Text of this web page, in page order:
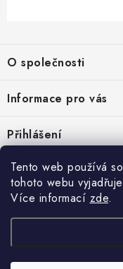
Tento web používá
tohoto webu
Více informací zde.
p
a
O společnosti
O nás
Recenze zákazníků
Novinky, návody, blog
Sponzorujeme
Informace pro vás
Obchodní podmínky
Doprava
Způsoby platby
Reklamace
Přihlášení
Přijímáme online